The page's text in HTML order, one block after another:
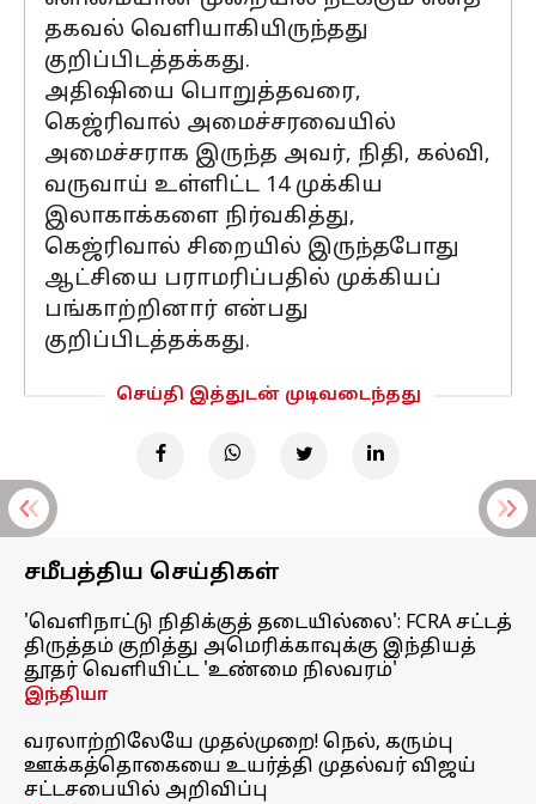
தகவல் வெளியாகியிருந்தது
குறிப்பிடத்தக்கது.
அதிஷியை பொறுத்தவரை,
கெஜ்ரிவால் அமைச்சரவையில்
அமைச்சராக இருந்த அவர், நிதி, கல்வி,
வருவாய் உள்ளிட்ட 14 முக்கிய
இலாகாக்களை நிர்வகித்து,
கெஜ்ரிவால் சிறையில் இருந்தபோது
ஆட்சியை பராமரிப்பதில் முக்கியப்
பங்காற்றினார் என்பது
குறிப்பிடத்தக்கது.
செய்தி இத்துடன் முடிவடைந்தது
சமீபத்திய செய்திகள்
'வெளிநாட்டு நிதிக்குத் தடையில்லை': FCRA சட்டத்
திருத்தம் குறித்து அமெரிக்காவுக்கு இந்தியத்
தூதர் வெளியிட்ட 'உண்மை நிலவரம்'
இந்தியா
வரலாற்றிலேயே முதல்முறை! நெல், கரும்பு
ஊக்கத்தொகையை உயர்த்தி முதல்வர் விஜய்
சட்டசபையில் அறிவிப்பு